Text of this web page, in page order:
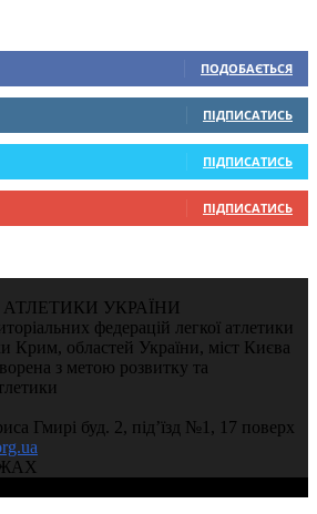
ПОДОБАЄТЬСЯ
ПІДПИСАТИСЬ
ПІДПИСАТИСЬ
ПІДПИСАТИСЬ
АТЛЕТИКИ УКРАЇНИ
федерацій легкої атлетики
Крим, областей України, міст Києва
з метою розвитку та
Гмирі буд. 2, під’їзд №1, 17 поверх